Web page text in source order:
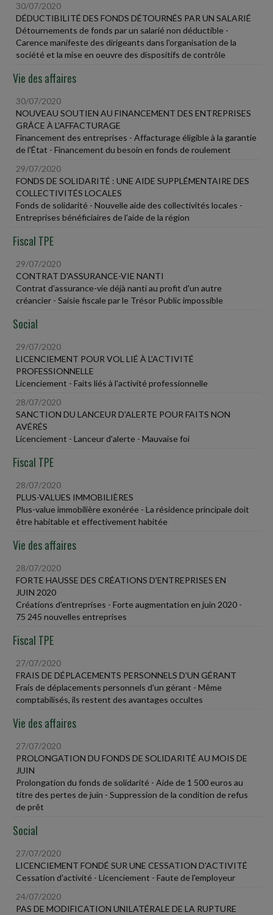
30/07/2020
DÉDUCTIBILITÉ DES FONDS DÉTOURNÉS PAR UN SALARIÉ
Détournements de fonds par un salarié non déductible -
Carence manifeste des dirigeants dans l'organisation de la
société et la mise en oeuvre des dispositifs de contrôle
Vie des affaires
30/07/2020
NOUVEAU SOUTIEN AU FINANCEMENT DES ENTREPRISES
GRÂCE À L'AFFACTURAGE
Financement des entreprises - Affacturage éligible à la garantie
de l'État - Financement du besoin en fonds de roulement
29/07/2020
FONDS DE SOLIDARITÉ : UNE AIDE SUPPLÉMENTAIRE DES
COLLECTIVITÉS LOCALES
Fonds de solidarité - Nouvelle aide des collectivités locales -
Entreprises bénéficiaires de l'aide de la région
Fiscal TPE
29/07/2020
CONTRAT D'ASSURANCE-VIE NANTI
Contrat d'assurance-vie déjà nanti au profit d'un autre
créancier - Saisie fiscale par le Trésor Public impossible
Social
29/07/2020
LICENCIEMENT POUR VOL LIÉ À L'ACTIVITÉ
PROFESSIONNELLE
Licenciement - Faits liés à l'activité professionnelle
28/07/2020
SANCTION DU LANCEUR D'ALERTE POUR FAITS NON
AVÉRÉS
Licenciement - Lanceur d'alerte - Mauvaise foi
Fiscal TPE
28/07/2020
PLUS-VALUES IMMOBILIÈRES
Plus-value immobilière exonérée - La résidence principale doit
être habitable et effectivement habitée
Vie des affaires
28/07/2020
FORTE HAUSSE DES CRÉATIONS D'ENTREPRISES EN
JUIN 2020
Créations d'entreprises - Forte augmentation en juin 2020 -
75 245 nouvelles entreprises
Fiscal TPE
27/07/2020
FRAIS DE DÉPLACEMENTS PERSONNELS D'UN GÉRANT
Frais de déplacements personnels d'un gérant - Même
comptabilisés, ils restent des avantages occultes
Vie des affaires
27/07/2020
PROLONGATION DU FONDS DE SOLIDARITÉ AU MOIS DE
JUIN
Prolongation du fonds de solidarité - Aide de 1 500 euros au
titre des pertes de juin - Suppression de la condition de refus
de prêt
Social
27/07/2020
LICENCIEMENT FONDÉ SUR UNE CESSATION D'ACTIVITÉ
Cessation d'activité - Licenciement - Faute de l'employeur
24/07/2020
PAS DE MODIFICATION UNILATÉRALE DE LA RUPTURE